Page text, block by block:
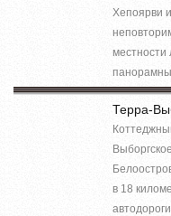
Хепоярви
Терра-
в 18